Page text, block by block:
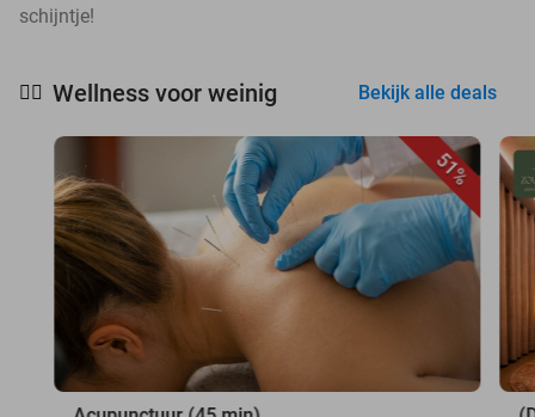
schijntje!
🧖‍♀️ Wellness voor weinig Bekijk alle deals
51%